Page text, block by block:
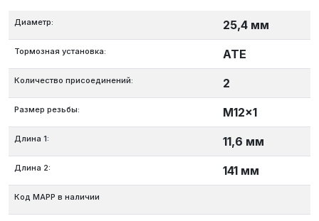
Диаметр: 25,4 мм
Тормозная установка: ATE
Количество присоединений: 2
Размер резьбы: M12x1
Длина 1: 11,6 мм
Длина 2: 141 мм
Код MAPP в наличии